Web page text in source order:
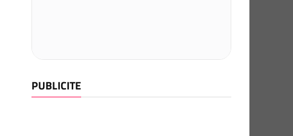
PUBLICITE